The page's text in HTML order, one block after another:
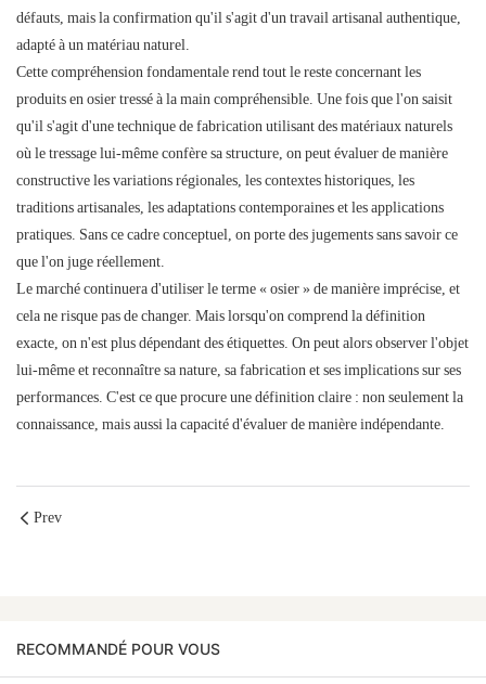
défauts, mais la confirmation qu'il s'agit d'un travail artisanal authentique,
adapté à un matériau naturel.
Cette compréhension fondamentale rend tout le reste concernant les
produits en osier tressé à la main compréhensible. Une fois que l'on saisit
qu'il s'agit d'une technique de fabrication utilisant des matériaux naturels
où le tressage lui-même confère sa structure, on peut évaluer de manière
constructive les variations régionales, les contextes historiques, les
traditions artisanales, les adaptations contemporaines et les applications
pratiques. Sans ce cadre conceptuel, on porte des jugements sans savoir ce
que l'on juge réellement.
Le marché continuera d'utiliser le terme « osier » de manière imprécise, et
cela ne risque pas de changer. Mais lorsqu'on comprend la définition
exacte, on n'est plus dépendant des étiquettes. On peut alors observer l'objet
lui-même et reconnaître sa nature, sa fabrication et ses implications sur ses
performances. C'est ce que procure une définition claire : non seulement la
connaissance, mais aussi la capacité d'évaluer de manière indépendante.
Prev
RECOMMANDÉ POUR VOUS